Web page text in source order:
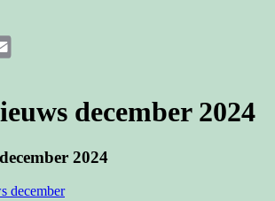
Email
december 2024
2024
december